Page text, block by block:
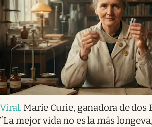
Viral. Marie Curie, ganadora de dos
“La mejor vida no es la más